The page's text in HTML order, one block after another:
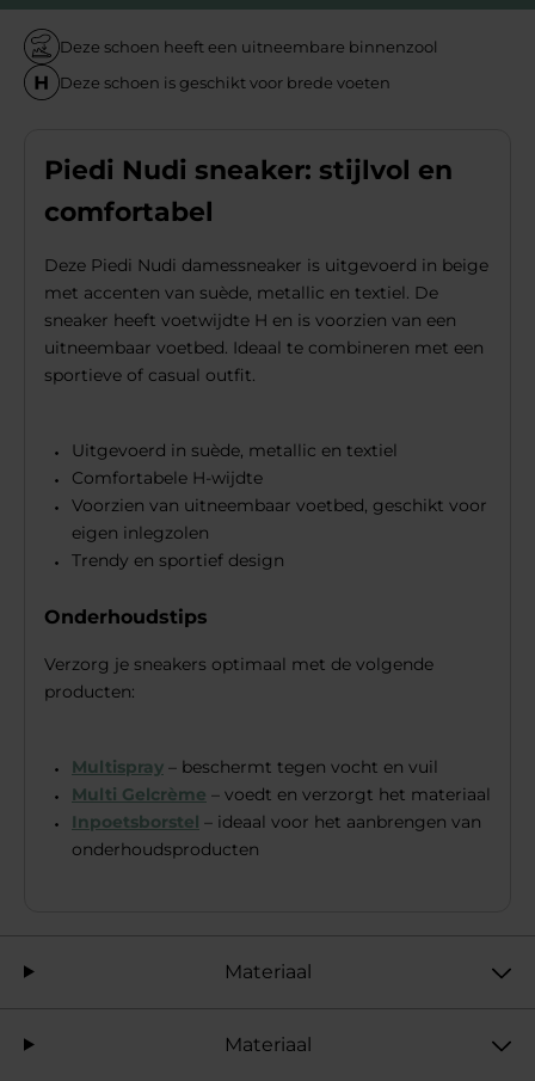
Deze schoen heeft een uitneembare binnenzool
Deze schoen is geschikt voor brede voeten
Piedi Nudi sneaker: stijlvol en
comfortabel
Deze Piedi Nudi damessneaker is uitgevoerd in beige
met accenten van suède, metallic en textiel. De
sneaker heeft voetwijdte H en is voorzien van een
uitneembaar voetbed. Ideaal te combineren met een
sportieve of casual outfit.
Uitgevoerd in suède, metallic en textiel
Comfortabele H-wijdte
Voorzien van uitneembaar voetbed, geschikt voor
eigen inlegzolen
Trendy en sportief design
Onderhoudstips
Verzorg je sneakers optimaal met de volgende
producten:
Multispray – beschermt tegen vocht en vuil
Multi Gelcrème – voedt en verzorgt het materiaal
Inpoetsborstel – ideaal voor het aanbrengen van
onderhoudsproducten
Materiaal
Materiaal